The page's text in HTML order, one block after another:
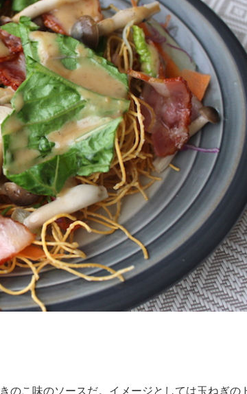
のこ味のソースだ。イメージとしては玉ねぎの